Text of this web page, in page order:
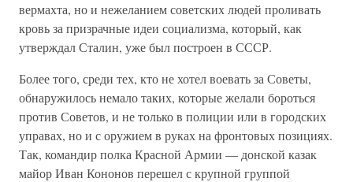
вермахта, но и нежеланием советских людей проливать
кровь за призрачные идеи социализма, который, как
утверждал Сталин, уже был построен в СССР.
Более того, среди тех, кто не хотел воевать за Советы,
обнаружилось немало таких, которые желали бороться
против Советов, и не только в полиции или в городских
управах, но и с оружием в руках на фронтовых позициях.
Так, командир полка Красной Армии — донской казак
майор Иван Кононов перешел с крупной группой